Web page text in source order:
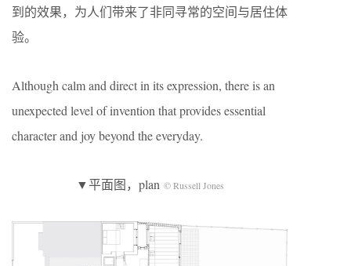
到的效果，为人们带来了非同寻常的空间与居住体
验。
Although calm and direct in its expression, there is an
unexpected level of invention that provides essential
character and joy beyond the everyday.
▼平面图，plan © Russell Jones